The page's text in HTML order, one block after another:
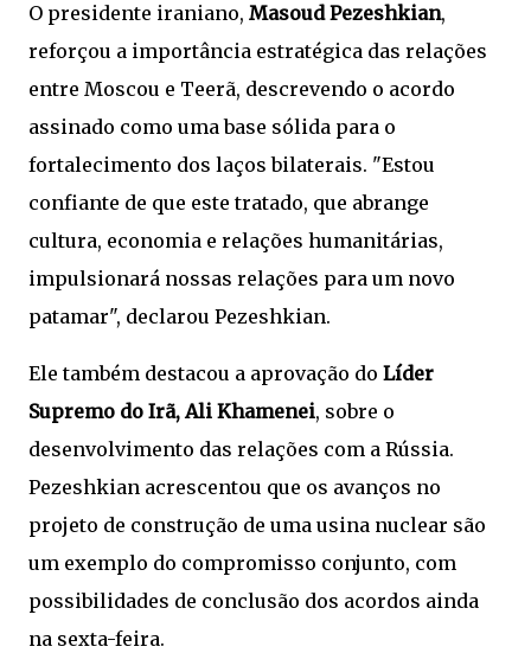
O presidente iraniano, Masoud Pezeshkian,
reforçou a importância estratégica das relações
entre Moscou e Teerã, descrevendo o acordo
assinado como uma base sólida para o
fortalecimento dos laços bilaterais. "Estou
confiante de que este tratado, que abrange
cultura, economia e relações humanitárias,
impulsionará nossas relações para um novo
patamar", declarou Pezeshkian.
Ele também destacou a aprovação do Líder
Supremo do Irã, Ali Khamenei, sobre o
desenvolvimento das relações com a Rússia.
Pezeshkian acrescentou que os avanços no
projeto de construção de uma usina nuclear são
um exemplo do compromisso conjunto, com
possibilidades de conclusão dos acordos ainda
na sexta-feira.